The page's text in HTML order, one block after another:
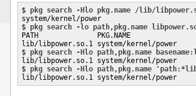
$ pkg search -Hlo pkg.name /lib/
system/kernel/power
$ pkg search -lo path,pkg.name
PATH              PKG.NAME
lib/libpower.so.1 system/kernel/power
$ pkg search -Hlo path,pkg.name
lib/libpower.so.1 system/kernel/power
$ pkg search -Hlo path,pkg.name
lib/libpower.so.1 system/kernel/power